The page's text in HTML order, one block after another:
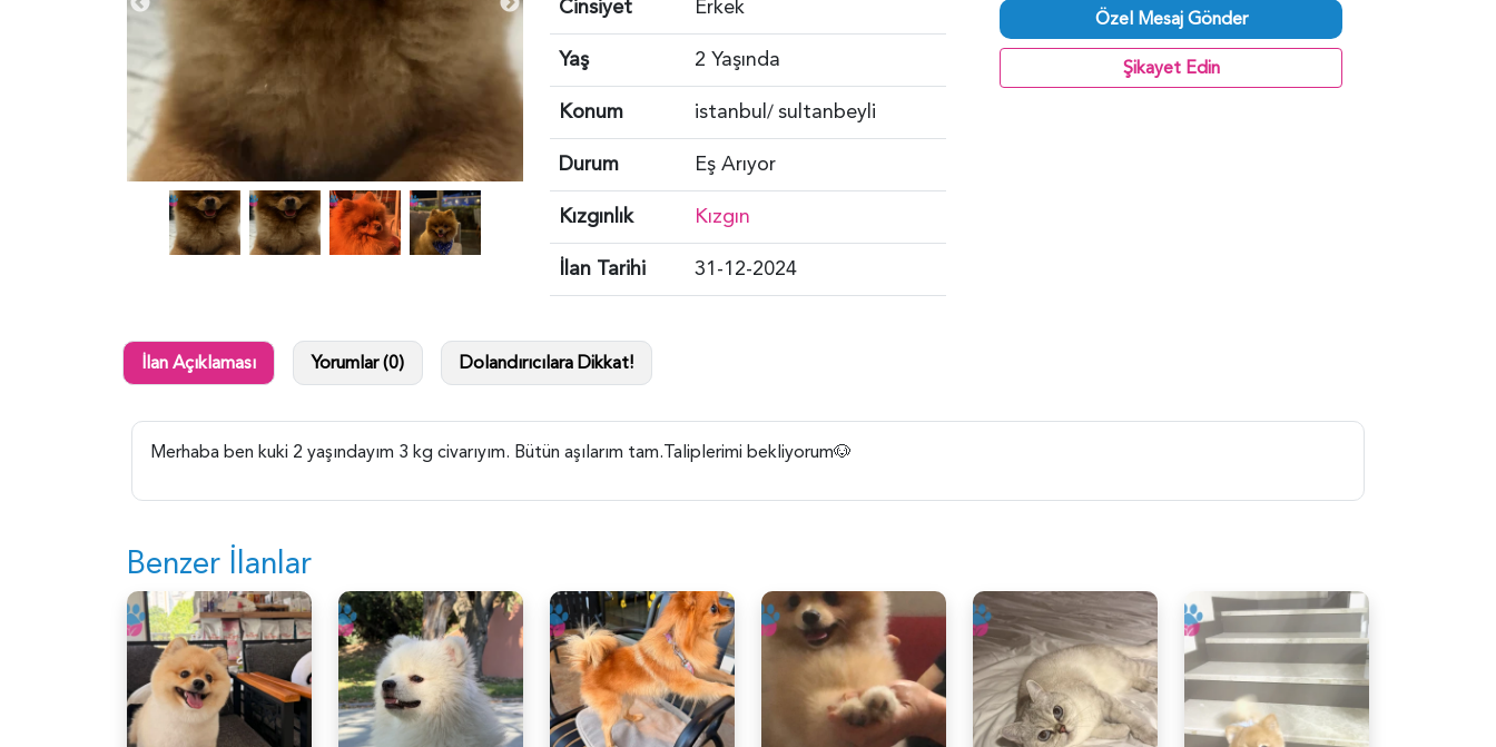
Cinsiyet
Erkek
Yaş
2 Yaşında
Konum
istanbul/sultanbeyli
Durum
Eş Arıyor
Kızgınlık
Kızgın
İlan Tarihi
31-12-2024
Özel Mesaj Gönder
Şikayet Edin
İlan Açıklaması Yorumlar (0) Dolandırıcılara Dikkat!
Merhaba ben kuki 2 yaşındayım 3 kg civarıyım. Bütün aşılarım tam.Taliplerimi bekliyorum🐶
Benzer İlanlar